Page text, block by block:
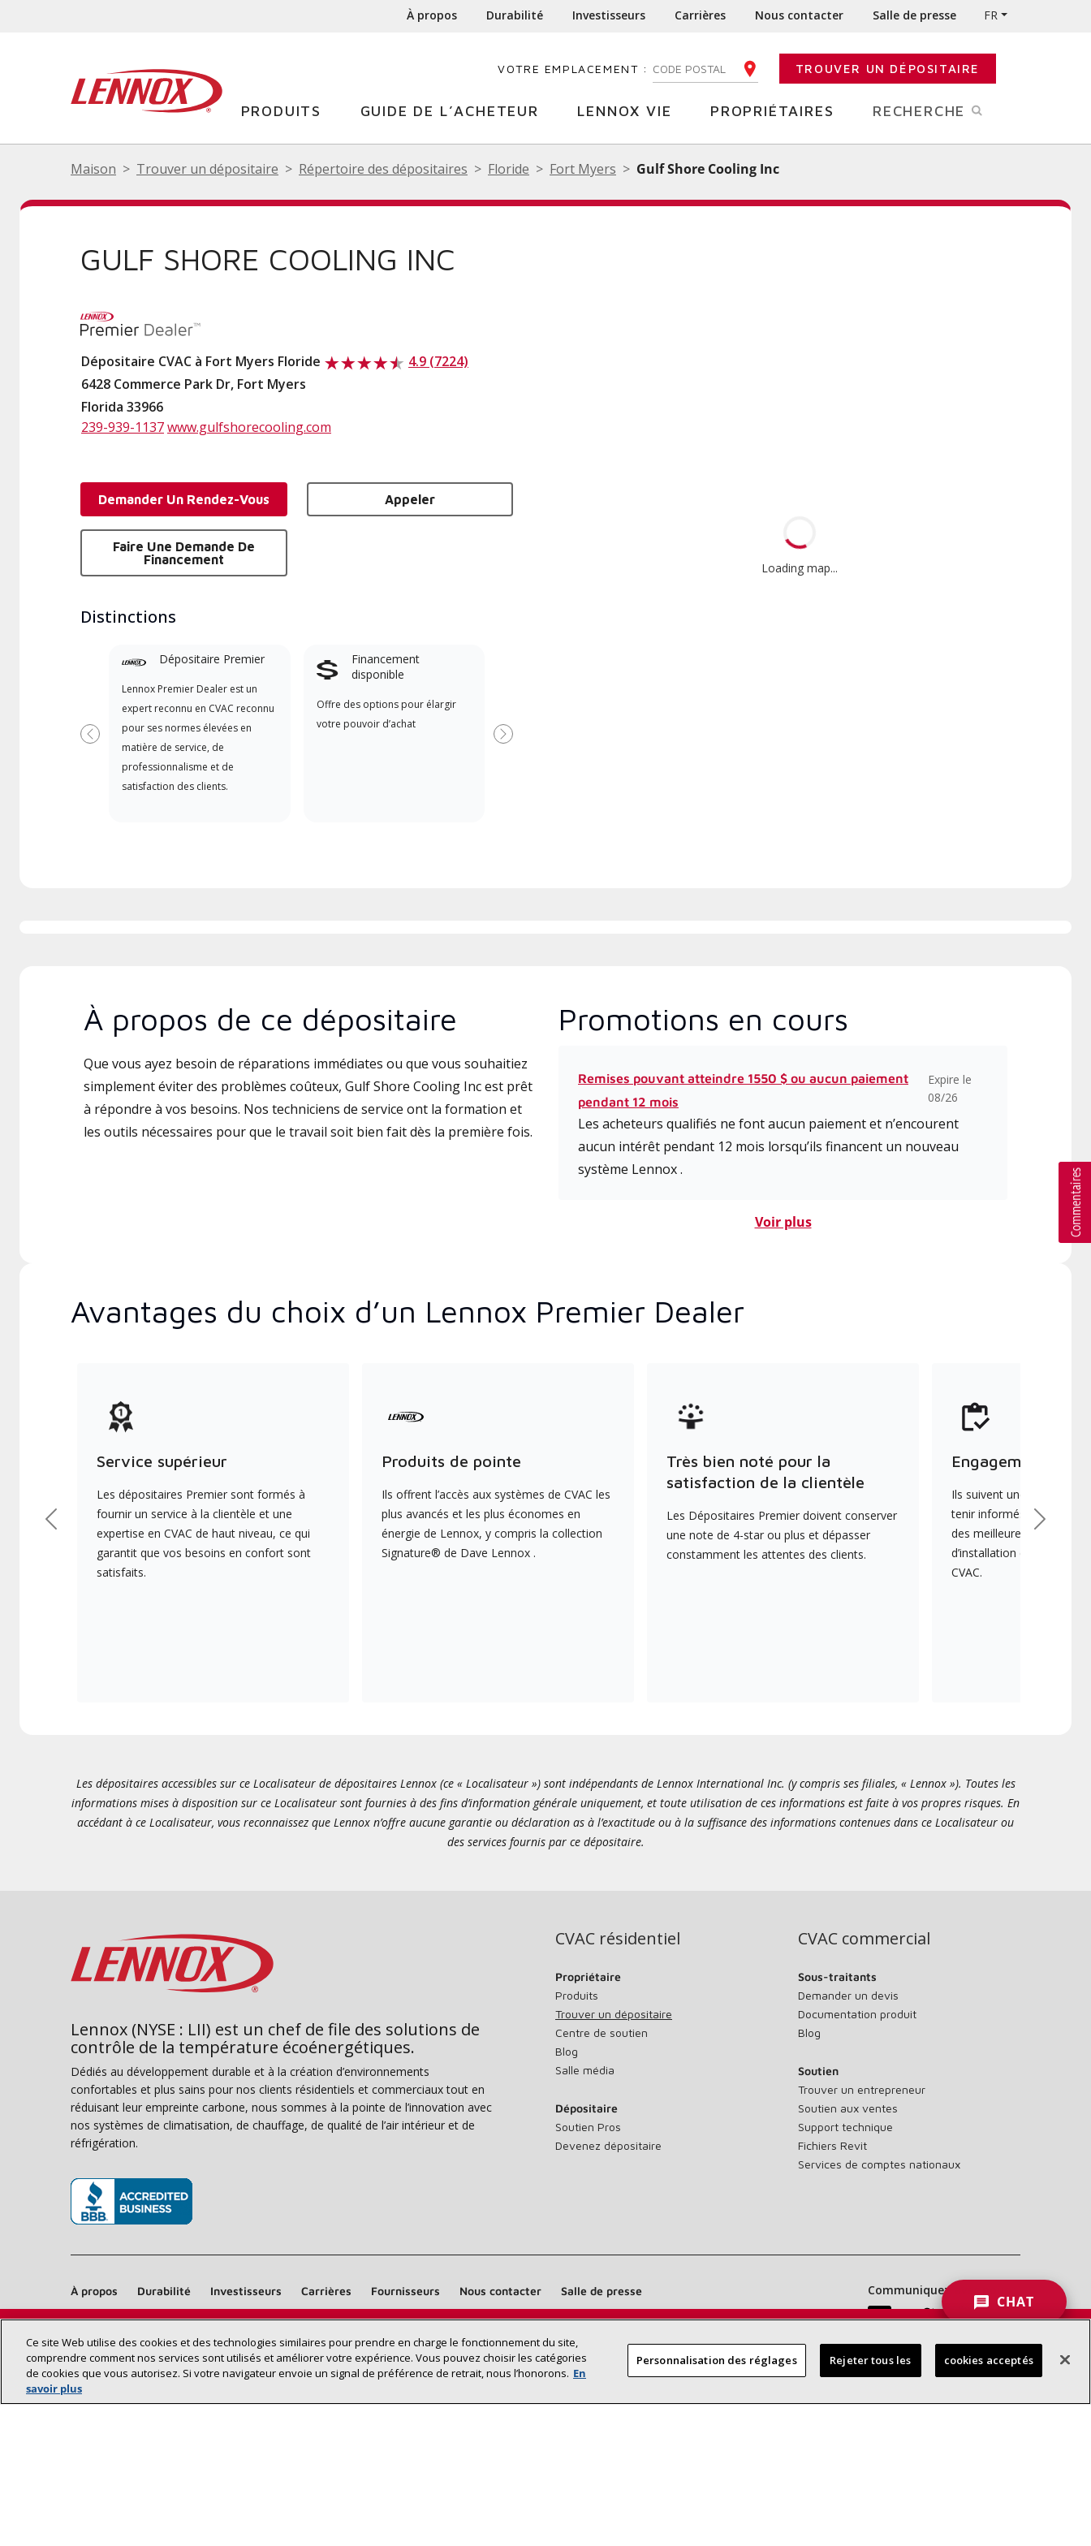
À propos Durabilité Investisseurs Carrières Nous contacter Salle de presse FR
VOTRE EMPLACEMENT : ENTREZ VOTRE CODE POSTALTROUVER UN DÉPOSITAIRE
PRODUITS GUIDE DE L’ACHETEUR LENNOX VIE PROPRIÉTAIRES RECHERCHE
Maison Trouver un dépositaire Répertoire des dépositaires Floride Fort Myers Gulf Shore Cooling Inc
GULF SHORE COOLING INC
Dépositaire CVAC à Fort Myers Floride
4.9 (7224)
6428 Commerce Park Dr, Fort Myers
Florida 33966
239-939-1137www.gulfshorecooling.com
Demander Un Rendez-Vous Appeler
Faire Une Demande De
Financement
Distinctions
Dépositaire Premier
Lennox Premier Dealer est un
expert reconnu en CVAC reconnu
pour ses normes élevées en
matière de service, de
professionnalisme et de
satisfaction des clients.
Financement
disponible
Offre des options pour élargir
votre pouvoir d’achat
Premier Dealer spécialement
Précédent Suivant
Loading map...
À propos de ce dépositaire
Que vous ayez besoin de réparations immédiates ou que vous souhaitiez
simplement éviter des problèmes coûteux, Gulf Shore Cooling Inc est prêt
à répondre à vos besoins. Nos techniciens de service ont la formation et
les outils nécessaires pour que le travail soit bien fait dès la première fois.
Promotions en cours
Remises pouvant atteindre 1550 $ ou aucun paiement
pendant 12 mois
Expire le
08/26
Les acheteurs qualifiés ne font aucun paiement et n’encourent
aucun intérêt pendant 12 mois lorsqu’ils financent un nouveau
système Lennox .
Voir plus
Avantages du choix d’un Lennox Premier Dealer
Service supérieur
Les dépositaires Premier sont formés à
fournir un service à la clientèle et une
expertise en CVAC de haut niveau, ce qui
garantit que vos besoins en confort sont
satisfaits.
Produits de pointe
Ils offrent l’accès aux systèmes de CVAC les
plus avancés et les plus économes en
énergie de Lennox, y compris la collection
Signature® de Dave Lennox .
Très bien noté pour la
satisfaction de la clientèle
Les Dépositaires Premier doivent conserver
une note de 4-star ou plus et dépasser
constamment les attentes des clients.
Engagement
Ils suivent une formation
tenir informés des
des meilleures pratiques
d’installation et
CVAC.
Précédent Suivant
Les dépositaires accessibles sur ce Localisateur de dépositaires Lennox (ce « Localisateur ») sont indépendants de Lennox International Inc. (y compris ses filiales, « Lennox »). Toutes les
informations mises à disposition sur ce Localisateur sont fournies à des fins d’information générale uniquement, et toute utilisation de ces informations est faite à vos propres risques. En
accédant à ce Localisateur, vous reconnaissez que Lennox n’offre aucune garantie ou déclaration as à l’exactitude ou à la suffisance des informations contenues dans ce Localisateur ou
des services fournis par ce dépositaire.
Trouvez un dépositaire Lennox près
de chez vous
DÉPOSITAIRES
Lennox (NYSE : LII) est un chef de file des solutions de
contrôle de la température écoénergétiques.
Dédiés au développement durable et à la création d’environnements
confortables et plus sains pour nos clients résidentiels et commerciaux tout en
réduisant leur empreinte carbone, nous sommes à la pointe de l’innovation avec
nos systèmes de climatisation, de chauffage, de qualité de l’air intérieur et de
réfrigération.
CVAC résidentiel
Propriétaire
Produits
Trouver un dépositaire
Centre de soutien
Blog
Salle média
Dépositaire
Soutien Pros
Devenez dépositaire
CVAC commercial
Sous-traitants
Demander un devis
Documentation produit
Blog
Soutien
Trouver un entrepreneur
Soutien aux ventes
Support technique
Fichiers Revit
Services de comptes nationaux
À propos Durabilité Investisseurs Carrières Fournisseurs Nous contacter Salle de presse Communiquez avec nous :
CHAT
Ce site Web utilise des cookies et des technologies similaires pour prendre en charge le fonctionnement du site,
comprendre comment nos services sont utilisés et améliorer votre expérience. Vous pouvez choisir les catégories
de cookies que vous autorisez. Si votre navigateur envoie un signal de préférence de retrait, nous l’honorons. En
savoir plus
Personnalisation des réglages Rejeter tous les cookies acceptés